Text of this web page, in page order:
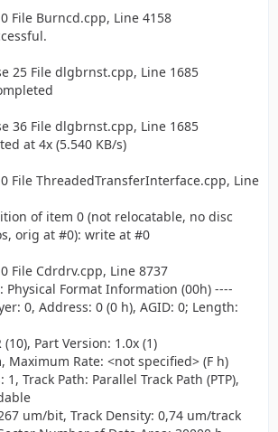
File Burncd.cpp, Line 4158
25 File dlgbrnst.cpp, Line 1685
36 File dlgbrnst.cpp, Line 1685
at 4x (5.540 KB/s)
File ThreadedTransferInterface.cpp, Line
of item 0 (not relocatable, no disc
orig at #0): write at #0
File Cdrdrv.cpp, Line 8737
Physical Format Information (00h) ----
0, Address: 0 (0 h), AGID: 0; Length:
(10), Part Version: 1.0x (1)
Maximum Rate: <not specified> (F h)
Track Path: Parallel Track Path (PTP),
um/bit, Track Density: 0,74 um/track